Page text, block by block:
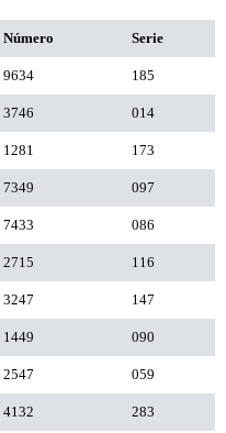
Número Serie
9634 185
3746 014
1281 173
7349 097
7433 086
2715 116
3247 147
1449 090
2547 059
4132 283